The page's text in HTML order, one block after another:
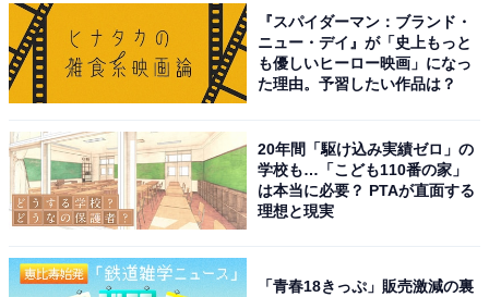
Amazonで見る
THE NORTH FACE「NM72356」
『スパイダーマン：ブランド・
ニュー・デイ』が「史上もっと
も優しいヒーロー映画」になっ
た理由。予習したい作品は？
20年間「駆け込み実績ゼロ」の
学校も…「こども110番の家」
は本当に必要？ PTAが直面する
理想と現実
「青春18きっぷ」販売激減の裏